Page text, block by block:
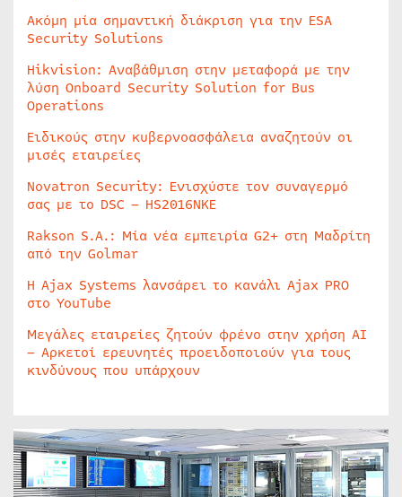
Ακόμη μία σημαντική διάκριση για την ESA
Security Solutions
Hikvision: Αναβάθμιση στην μεταφορά με την
λύση Onboard Security Solution for Bus
Operations
Ειδικούς στην κυβερνοασφάλεια αναζητούν οι
μισές εταιρείες
Novatron Security: Ενισχύστε τον συναγερμό
σας με το DSC – HS2016NKE
Rakson S.A.: Μία νέα εμπειρία G2+ στη Μαδρίτη
από την Golmar
Η Ajax Systems λανσάρει το κανάλι Ajax PRO
στο YouTube
Μεγάλες εταιρείες ζητούν φρένο στην χρήση AI
– Αρκετοί ερευνητές προειδοποιούν για τους
κινδύνους που υπάρχουν